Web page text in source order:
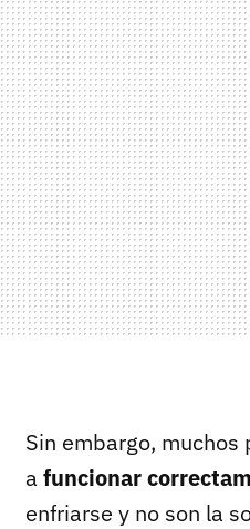
Sin embargo,
a funcionar
enfriarse y no son la